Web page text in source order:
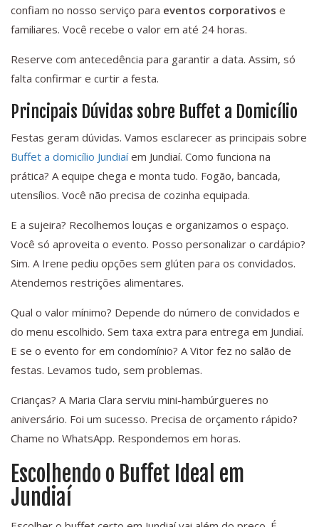
confiam no nosso serviço para eventos corporativos e
familiares. Você recebe o valor em até 24 horas.
Reserve com antecedência para garantir a data. Assim, só
falta confirmar e curtir a festa.
Principais Dúvidas sobre Buffet a Domicílio
Festas geram dúvidas. Vamos esclarecer as principais sobre
Buffet a domicílio Jundiaíem Jundiaí. Como funciona na
prática? A equipe chega e monta tudo. Fogão, bancada,
utensílios. Você não precisa de cozinha equipada.
E a sujeira? Recolhemos louças e organizamos o espaço.
Você só aproveita o evento. Posso personalizar o cardápio?
Sim. A Irene pediu opções sem glúten para os convidados.
Atendemos restrições alimentares.
Qual o valor mínimo? Depende do número de convidados e
do menu escolhido. Sem taxa extra para entrega em Jundiaí.
E se o evento for em condomínio? A Vitor fez no salão de
festas. Levamos tudo, sem problemas.
Crianças? A Maria Clara serviu mini-hambúrgueres no
aniversário. Foi um sucesso. Precisa de orçamento rápido?
Chame no WhatsApp. Respondemos em horas.
Escolhendo o Buffet Ideal em
Jundiaí